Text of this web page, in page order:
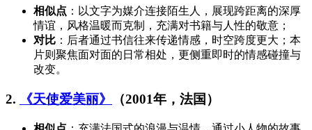
相似点 ：以文字为媒介连接陌生人，展现跨距离的深厚
情谊，风格温暖而克制，充满对书籍与人性的敬意；
对比 ：后者通过书信往来传递情感，时空跨度更大；本
片则聚焦面对面的日常相处，更侧重即时的情感碰撞与
改变。
2. 《天使爱美丽》 （2001年，法国）